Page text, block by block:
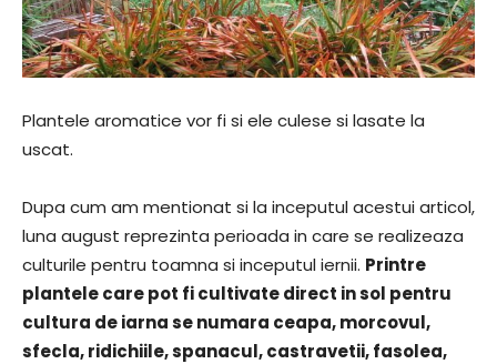
Plantele aromatice vor fi si ele culese si lasate la
uscat.
Dupa cum am mentionat si la inceputul acestui articol,
luna august reprezinta perioada in care se realizeaza
culturile pentru toamna si inceputul iernii. Printre
plantele care pot fi cultivate direct in sol pentru
cultura de iarna se numara ceapa, morcovul,
sfecla, ridichiile, spanacul, castravetii, fasolea,